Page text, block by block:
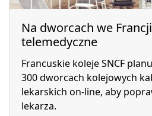
Na dworcach we
telemedyczne
Francuskie koleje SNCF
300 dworcach kolejowych
lekarskich on-line, aby
lekarza.